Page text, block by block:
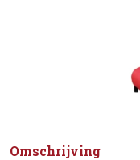
Omschrijving